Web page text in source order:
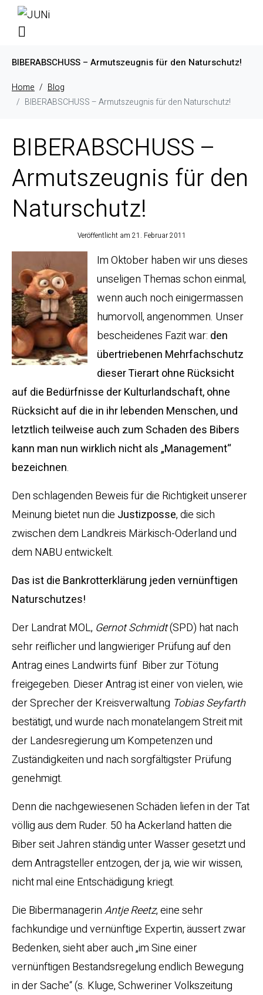
BIBERABSCHUSS – Armutszeugnis für den Naturschutz!
Home
Blog
BIBERABSCHUSS – Armutszeugnis für den Naturschutz!
BIBERABSCHUSS –
Armutszeugnis für den
Naturschutz!
Veröffentlicht am 21. Februar 2011
Im Oktober haben wir uns dieses
unseligen Themas schon einmal,
wenn auch noch einigermassen
humorvoll, angenommen. Unser
bescheidenes Fazit war: den
übertriebenen Mehrfachschutz
dieser Tierart ohne Rücksicht
auf die Bedürfnisse der Kulturlandschaft, ohne
Rücksicht auf die in ihr lebenden Menschen, und
letztlich teilweise auch zum Schaden des Bibers
kann man nun wirklich nicht als „Management“
bezeichnen.
Den schlagenden Beweis für die Richtigkeit unserer
Meinung bietet nun die Justizposse, die sich
zwischen dem Landkreis Märkisch-Oderland und
dem NABU entwickelt.
Das ist die Bankrotterklärung jeden vernünftigen
Naturschutzes!
Der Landrat MOL, Gernot Schmidt(SPD) hat nach
sehr reiflicher und langwieriger Prüfung auf den
Antrag eines Landwirts fünf Biber zur Tötung
freigegeben. Dieser Antrag ist einer von vielen, wie
der Sprecher der Kreisverwaltung Tobias Seyfarth
bestätigt, und wurde nach monatelangem Streit mit
der Landesregierung um Kompetenzen und
Zuständigkeiten und nach sorgfältigster Prüfung
genehmigt.
Denn die nachgewiesenen Schäden liefen in der Tat
völlig aus dem Ruder. 50 ha Ackerland hatten die
Biber seit Jahren ständig unter Wasser gesetzt und
dem Antragsteller entzogen, der ja, wie wir wissen,
nicht mal eine Entschädigung kriegt.
Die BibermanagerinAntje Reetz, eine sehr
fachkundige und vernünftige Expertin, äussert zwar
Bedenken, sieht aber auch „im Sine einer
vernünftigen Bestandsregelung endlich Bewegung
in der Sache“ (s. Kluge, Schweriner Volkszeitung